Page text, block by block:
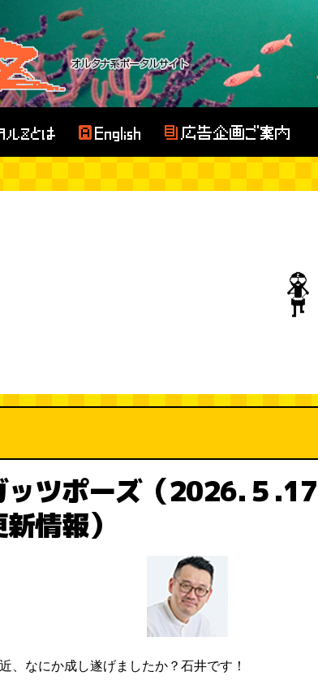
ッツポーズ（2026.５
情報）
、なにか成し遂げましたか？石井です！